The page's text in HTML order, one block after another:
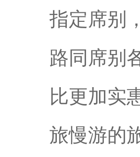
指定席别
路同席别
比更加实
旅慢游的